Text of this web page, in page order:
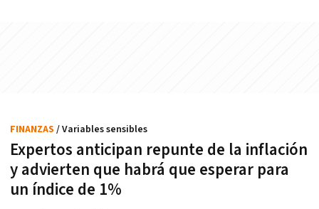
Expertos anticipan repunte de la inflación
y advierten que habrá que esperar para
un índice de 1%
FINANZAS / Variables sensibles